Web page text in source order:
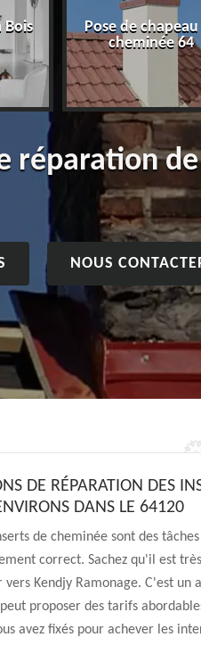
Bois
Pose de
cheminée 64
réparation
NOUS
DE RÉPARATION DES
DANS LE 64120
de cheminée sont des
correct. Sachez qu'il est
vers Kendjy Ramonage. C'est
proposer des tarifs
avez fixés pour achever les